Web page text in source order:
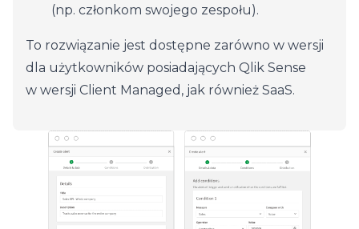
(np. członkom swojego zespołu).
To rozwiązanie jest dostępne zarówno w wersji
dla użytkowników posiadających Qlik Sense
w wersji Client Managed, jak również SaaS.